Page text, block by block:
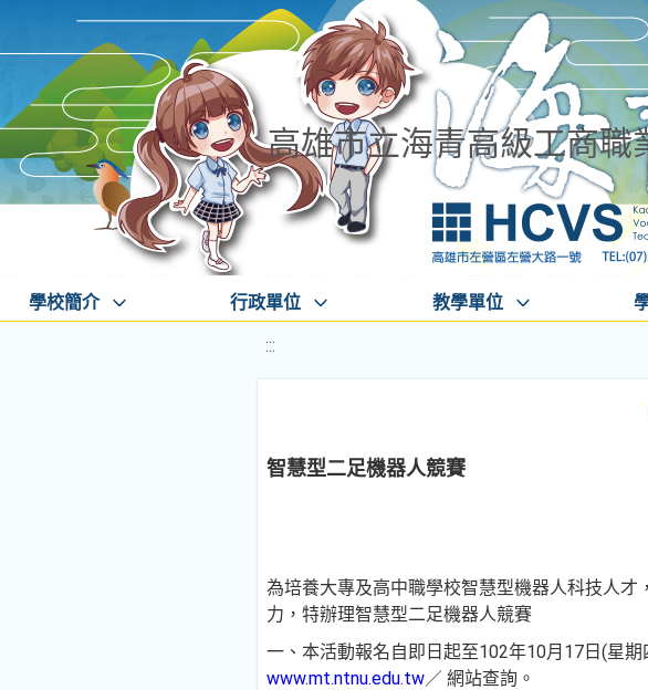
高雄市立海青高級工商職
學校簡介 行政單位 教學單位
:::
智慧型二足機器人競賽
為培養大專及高中職學校智慧型機器人科技人
力，特辦理智慧型二足機器人競賽
一、本活動報名自即日起至102年10月17日(星
www.mt.ntnu.edu.tw／ 網站查詢。